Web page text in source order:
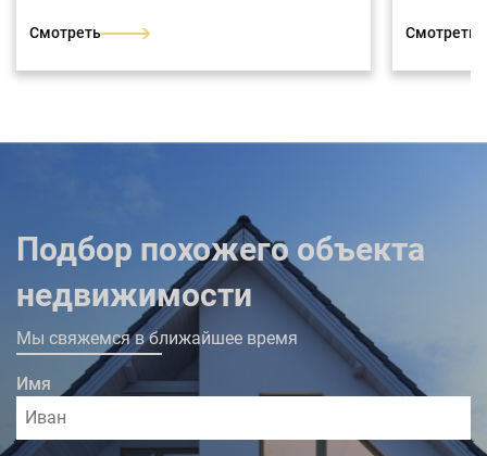
и душевой кабиной, лоджия.
Смотреть Смотреть
Подбор похожего объекта
недвижимости
Мы свяжемся в ближайшее время
Имя